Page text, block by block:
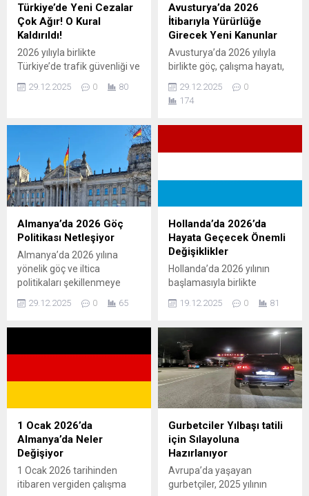
Türkiye’de Yeni Cezalar
Çok Ağır! O Kural
Kaldırıldı!
2026 yılıyla birlikte
Türkiye’de trafik güvenliği ve
önemli değişiklikler
açıklamalarına göre, yeni
trafik kanunu ile trafik
kurallarına uyumu artırmak,
kazaları azaltmak ve cezai
yaptırımları güçlendirmek
hedefleniyor. Yeni Trafik
Kanunu 1 Ocak 2026’da
Yürürlüğe Giriyor Türkiye
Büyük Millet Meclisi’nde
kabul edilen yeni...
29.12.2025 0 80
Avusturya’da 2026
İtibarıyla Yürürlüğe
Girecek Yeni Kanunlar
Avusturya’da 2026 yılıyla
birlikte göç, çalışma hayatı,
güvenliği alanlarında önemli
yasal düzenlemeler
Göç ve Çalışma İzinlerinde
Yeni Dönem 2026 itibarıyla
Avusturya, nitelikli iş gücünü
hedefleyen göç...
29.12.2025
0
174
Almanya’da 2026 Göç
Politikası Netleşiyor
Almanya’da 2026 yılına
yönelik göç ve iltica
politikaları şekillenmeye
planladığı yeni
politikasında önemli
Yeni dönemde hem
düzensiz göçle mücadele
hem de ekonomik ihtiyaçlar
ön planda olacak. Sınır
Kontrolleri 2026’ya Taşınıyor
Almanya...
29.12.2025 0 65
Hollanda’da 2026’da
Hayata Geçecek Önemli
Değişiklikler
Hollanda’da 2026 yılının
başlamasıyla birlikte
sosyal yardımlardan asgari
politikalarından enerji ve
yaşam maliyetlerine kadar
pek çok alanda kapsamlı
yenilikler yürürlüğe giriyor.
Bu değişiklikler milyonlarca
çalışanın, emeklinin,
kiracının ve ailelerin gündelik
yaşamını etkileyecek. 1.
Vergi ve Gelir Düzenlemeleri
Gelir vergisi dilimleri
güncelleniyor: 2026 ile
birlikte gelir...
19.12.2025 0 81
1 Ocak 2026’da
Almanya’da Neler
Değişiyor
1 Ocak 2026 tarihinden
itibaren vergiden çalışma
Gurbetciler Yılbaşı tatili
için Sılayoluna
Hazırlanıyor
Avrupa’da yaşayan
gurbetçiler, 2025 yılının